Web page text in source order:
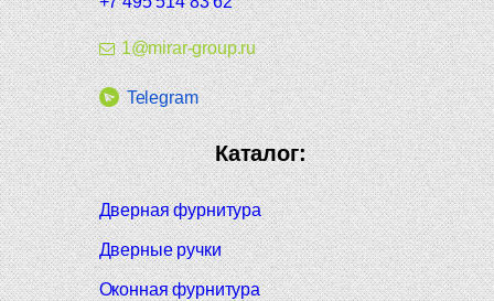
1@mirar-group.ru
Telegram
Каталог:
Дверная фурнитура
Дверные ручки
Оконная фурнитура